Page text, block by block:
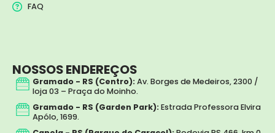
FAQ
NOSSOS ENDEREÇOS
Gramado - RS (Centro): Av. Borges de Medeiros, 2300 /
loja 03 – Praça do Moinho.
Gramado - RS (Garden Park): Estrada Professora Elvira
Apólo, 1699.